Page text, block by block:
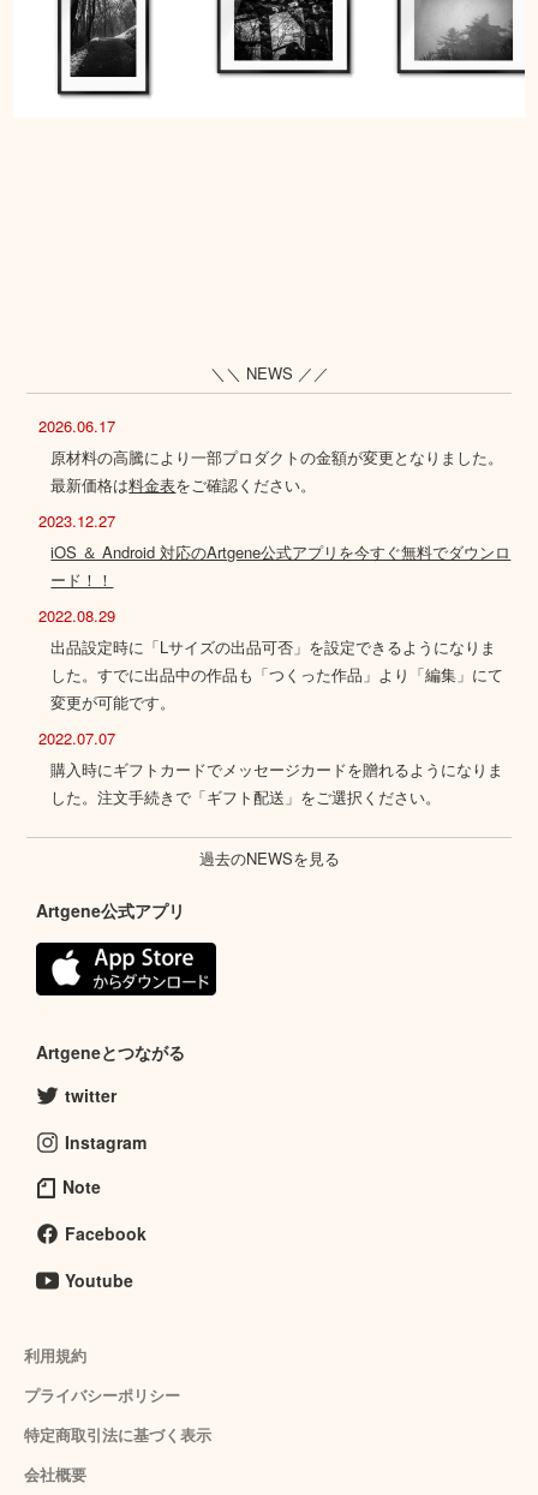
＼＼ NEWS ／／
2026.06.17
原材料の高騰により一部プロダクトの金額が変更となりました。
最新価格は料金表をご確認ください。
2023.12.27
iOS ＆ Android 対応のArtgene公式アプリを今すぐ無料でダウンロ
ード！！
2022.08.29
出品設定時に「Lサイズの出品可否」を設定できるようになりま
した。すでに出品中の作品も「つくった作品」より「編集」にて
変更が可能です。
2022.07.07
購入時にギフトカードでメッセージカードを贈れるようになりま
した。注文手続きで「ギフト配送」をご選択ください。
過去のNEWSを見る
Artgene公式アプリ
Artgeneとつながる
twitter
Instagram
Note
Facebook
Youtube
利用規約
プライバシーポリシー
特定商取引法に基づく表示
会社概要